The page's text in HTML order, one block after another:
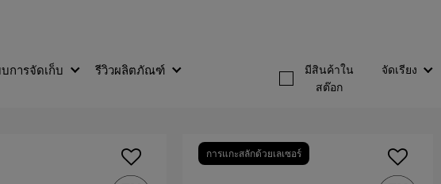
การจัดเก็บ รีวิวผลิตภัณฑ์
มีสินค้าใน
สต๊อก
จัดเรียง
การแกะสลักด้วยเลเซอร์